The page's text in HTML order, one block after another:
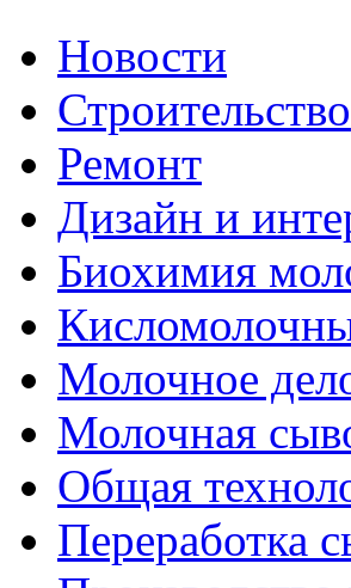
Новости
Строительство
Ремонт
Дизайн и
Биохимия
Молочное
Молочная
Общая
Переработка